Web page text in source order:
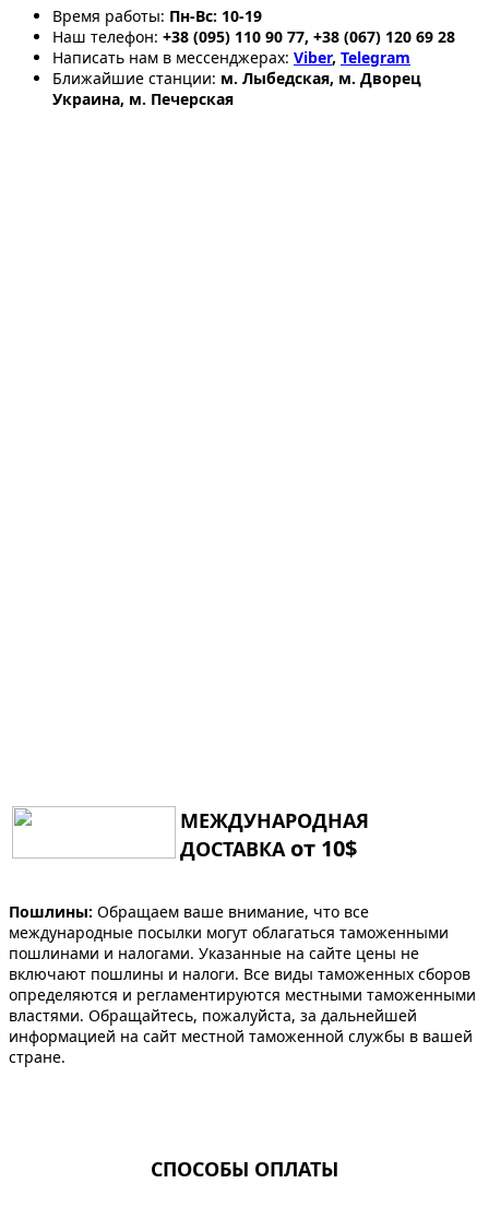
Время работы: Пн-Вс: 10-19
Наш телефон: +38 (095) 110 90 77, +38 (067) 120 69 28
Написать нам в мессенджерах: Viber, Telegram
Ближайшие станции: м. Лыбедская, м. Дворец
Украина, м. Печерская
МЕЖДУНАРОДНАЯ
ДОСТАВКА от 10$
Пошлины: Обращаем ваше внимание, что все
международные посылки могут облагаться таможенными
пошлинами и налогами. Указанные на сайте цены не
включают пошлины и налоги. Все виды таможенных сборов
определяются и регламентируются местными таможенными
властями. Обращайтесь, пожалуйста, за дальнейшей
информацией на сайт местной таможенной службы в вашей
стране.
СПОСОБЫ ОПЛАТЫ